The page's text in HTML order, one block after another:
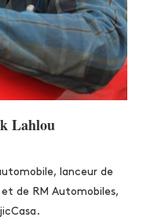
Lahlou
lanceur de
de RM Automobiles,